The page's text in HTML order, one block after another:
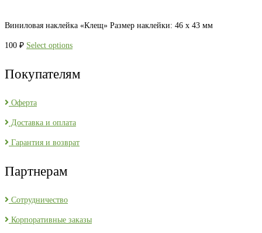
Виниловая наклейка «Клещ» Размер наклейки: 46 х 43 мм
100 ₽ Select options
Покупателям
Оферта
Доставка и оплата
Гарантия и возврат
Партнерам
Сотрудничество
Корпоративные заказы